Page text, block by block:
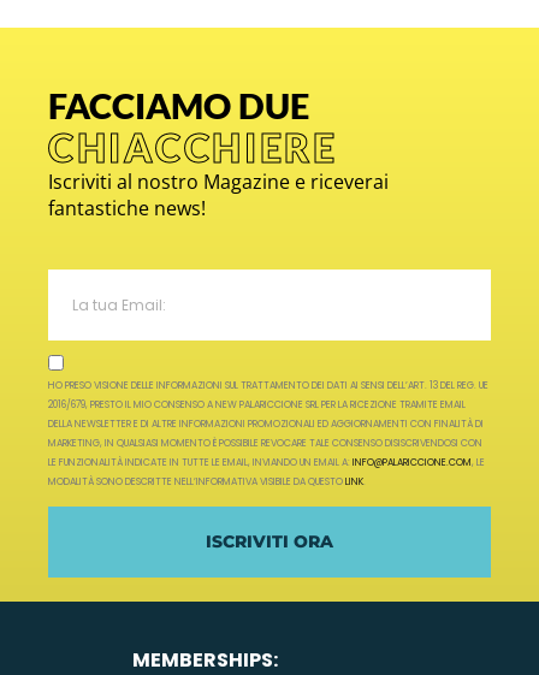
FACCIAMO DUE
CHIACCHIERE
Iscriviti al nostro Magazine e riceverai
fantastiche news!
HO PRESO VISIONE DELLE INFORMAZIONI SUL TRATTAMENTO DEI DATI AI SENSI DELL’ART. 13 DEL REG. UE
2016/679, PRESTO IL MIO CONSENSO A NEW PALARICCIONE SRL PER LA RICEZIONE TRAMITE EMAIL
DELLA NEWSLETTER E DI ALTRE INFORMAZIONI PROMOZIONALI ED AGGIORNAMENTI CON FINALITÀ DI
MARKETING, IN QUALSIASI MOMENTO È POSSIBILE REVOCARE TALE CONSENSO DISISCRIVENDOSI CON
LE FUNZIONALITÀ INDICATE IN TUTTE LE EMAIL, INVIANDO UN EMAIL A: INFO@PALARICCIONE.COM, LE
MODALITÀ SONO DESCRITTE NELL’INFORMATIVA VISIBILE DA QUESTOLINK.
ISCRIVITI ORA
MEMBERSHIPS: